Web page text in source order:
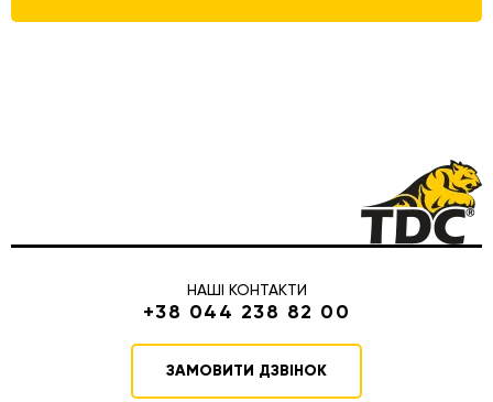
НАШІ КОНТАКТИ
+38 044 238 82 00
ЗАМОВИТИ ДЗВІНОК